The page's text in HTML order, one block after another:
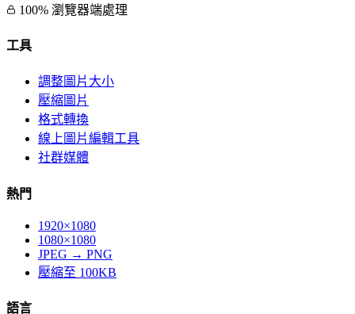
100% 瀏覽器端處理
工具
調整圖片大小
壓縮圖片
格式轉換
線上圖片編輯工具
社群媒體
熱門
1920×1080
1080×1080
JPEG → PNG
壓縮至 100KB
語言